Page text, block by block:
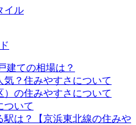
イル
建ての相場は？
？住みやすさについて
の住みやすさについて
ついて
は？【京浜東北線の住みや